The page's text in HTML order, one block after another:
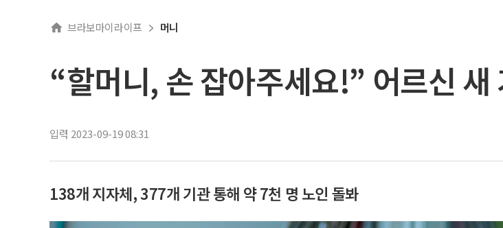
브라보마이라이프 머니
“할머니, 손 잡아주세요!” 어르신 새
입력 2023-09-19 08:31
138개 지자체, 377개 기관 통해 약 7천 명 노인 돌봐